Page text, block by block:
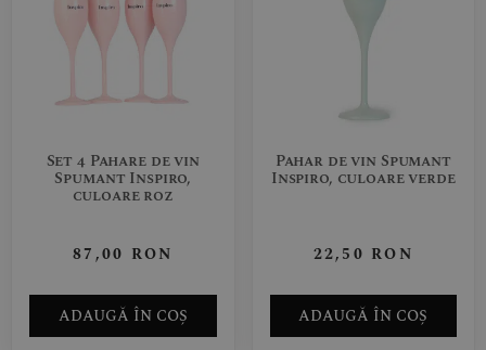
Set 4 Pahare de vin
Spumant Inspiro,
culoare roz
87,00 RON
ADAUGĂ ÎN COȘ
Pahar de vin Spumant
Inspiro, culoare verde
22,50 RON
ADAUGĂ ÎN COȘ